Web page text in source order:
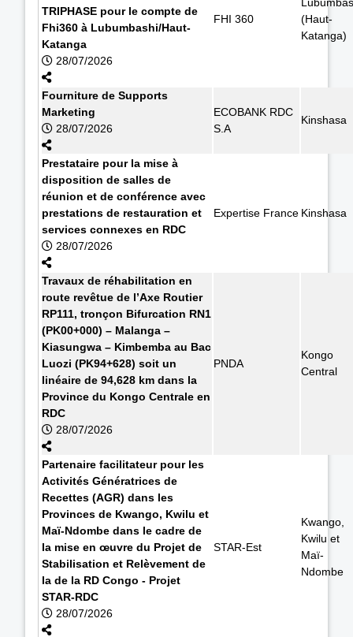
TRIPHASE pour le compte de
Fhi360 à Lubumbashi/Haut-
Katanga
28/07/2026
FHI 360
(Haut-
Katanga)
Fourniture de Supports
Marketing
28/07/2026
ECOBANK RDC
S.A
Kinshasa
Prestataire pour la mise à
disposition de salles de
réunion et de conférence avec
prestations de restauration et
services connexes en RDC
28/07/2026
Expertise France Kinshasa
Travaux de réhabilitation en
route revêtue de l’Axe Routier
RP111, tronçon Bifurcation RN1
(PK00+000) – Malanga –
Kiasungwa – Kimbemba au Bac
Luozi (PK94+628) soit un
linéaire de 94,628 km dans la
Province du Kongo Centrale en
RDC
28/07/2026
PNDA
Kongo
Central
Partenaire facilitateur pour les
Activités Génératrices de
Recettes (AGR) dans les
Provinces de Kwango, Kwilu et
Maï-Ndombe dans le cadre de
la mise en œuvre du Projet de
Stabilisation et Relèvement de
la de la RD Congo - Projet
STAR-RDC
28/07/2026
STAR-Est
Kwango,
Kwilu et
Maï-
Ndombe